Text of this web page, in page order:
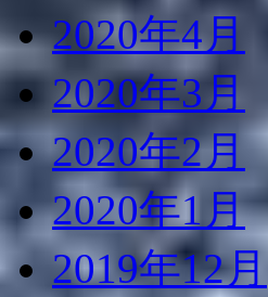
2020年4月
2020年3月
2020年2月
2020年1月
2019年12月